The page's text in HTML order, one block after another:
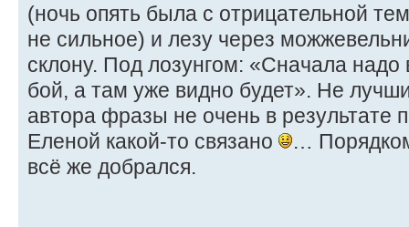
(ночь опять была с отрицательной
не сильное) и лезу через
склону. Под лозунгом: «Сначала надо
бой, а там уже видно будет». Не
автора фразы не очень в результате
Еленой какой-то связано
…
всё же добрался.